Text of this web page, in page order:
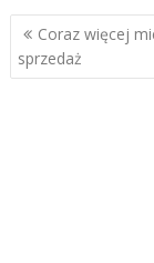
Nawigacja
wpisu
Coraz więcej
sprzedaż